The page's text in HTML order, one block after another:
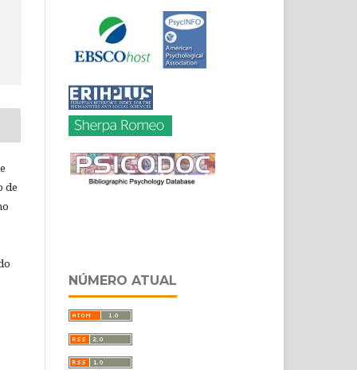
de
NÚMERO ATUAL